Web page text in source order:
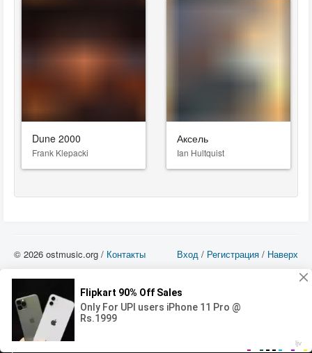
Error loading media: File could not be played 00:00
Dune 2000
Frank Klepacki
Аксель
Ian Hultquist
Вход / Регистрация / Наверх
© 2026 ostmusic.org / Контакты
можете использовать такие материалы только в том в случае, если
использование производится с ознакомительными целями - для прочих целей
вы должны приобрести лицензионную запись.